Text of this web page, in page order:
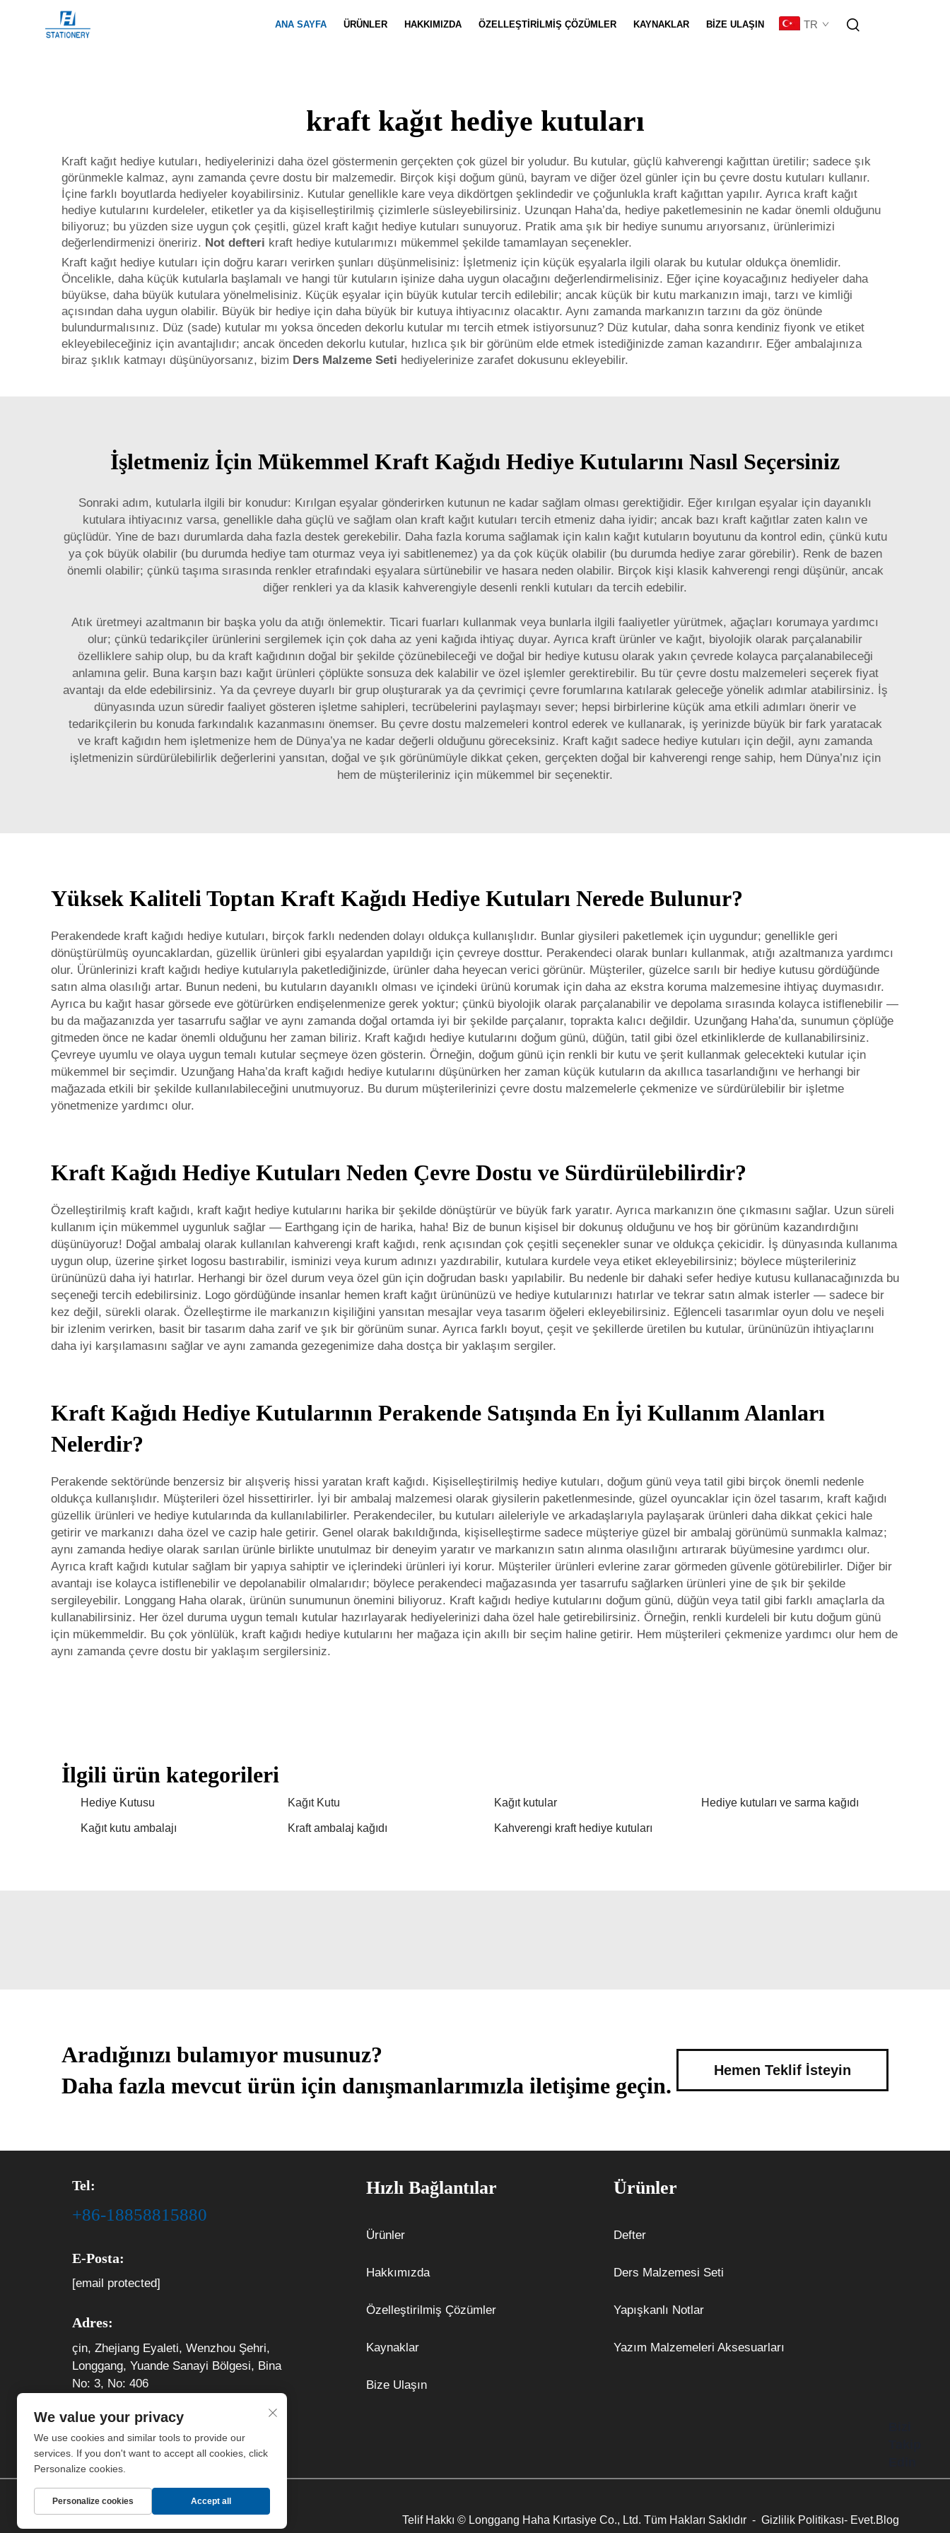
ANA SAYFA ÜRÜNLER HAKKIMIZDA ÖZELLEŞTIRILMIŞ ÇÖZÜMLER KAYNAKLAR BIZE ULAŞIN TR
kraft kağıt hediye kutuları
Kraft kağıt hediye kutuları, hediyelerinizi daha özel göstermenin gerçekten çok güzel bir yoludur. Bu kutular, güçlü kahverengi kağıttan üretilir; sadece şık
görünmekle kalmaz, aynı zamanda çevre dostu bir malzemedir. Birçok kişi doğum günü, bayram ve diğer özel günler için bu çevre dostu kutuları kullanır.
İçine farklı boyutlarda hediyeler koyabilirsiniz. Kutular genellikle kare veya dikdörtgen şeklindedir ve çoğunlukla kraft kağıttan yapılır. Ayrıca kraft kağıt
hediye kutularını kurdeleler, etiketler ya da kişiselleştirilmiş çizimlerle süsleyebilirsiniz. Uzunqan Haha’da, hediye paketlemesinin ne kadar önemli olduğunu
biliyoruz; bu yüzden size uygun çok çeşitli, güzel kraft kağıt hediye kutuları sunuyoruz. Pratik ama şık bir hediye sunumu arıyorsanız, ürünlerimizi
değerlendirmenizi öneririz. Not defteri kraft hediye kutularımızı mükemmel şekilde tamamlayan seçenekler.
Kraft kağıt hediye kutuları için doğru kararı verirken şunları düşünmelisiniz: İşletmeniz için küçük eşyalarla ilgili olarak bu kutular oldukça önemlidir.
Öncelikle, daha küçük kutularla başlamalı ve hangi tür kutuların işinize daha uygun olacağını değerlendirmelisiniz. Eğer içine koyacağınız hediyeler daha
büyükse, daha büyük kutulara yönelmelisiniz. Küçük eşyalar için büyük kutular tercih edilebilir; ancak küçük bir kutu markanızın imajı, tarzı ve kimliği
açısından daha uygun olabilir. Büyük bir hediye için daha büyük bir kutuya ihtiyacınız olacaktır. Aynı zamanda markanızın tarzını da göz önünde
bulundurmalısınız. Düz (sade) kutular mı yoksa önceden dekorlu kutular mı tercih etmek istiyorsunuz? Düz kutular, daha sonra kendiniz fiyonk ve etiket
ekleyebileceğiniz için avantajlıdır; ancak önceden dekorlu kutular, hızlıca şık bir görünüm elde etmek istediğinizde zaman kazandırır. Eğer ambalajınıza
biraz şıklık katmayı düşünüyorsanız, bizim Ders Malzeme Seti hediyelerinize zarafet dokusunu ekleyebilir.
İşletmeniz İçin Mükemmel Kraft Kağıdı Hediye Kutularını Nasıl Seçersiniz
Sonraki adım, kutularla ilgili bir konudur: Kırılgan eşyalar gönderirken kutunun ne kadar sağlam olması gerektiğidir. Eğer kırılgan eşyalar için dayanıklı
kutulara ihtiyacınız varsa, genellikle daha güçlü ve sağlam olan kraft kağıt kutuları tercih etmeniz daha iyidir; ancak bazı kraft kağıtlar zaten kalın ve
güçlüdür. Yine de bazı durumlarda daha fazla destek gerekebilir. Daha fazla koruma sağlamak için kalın kağıt kutuların boyutunu da kontrol edin, çünkü kutu
ya çok büyük olabilir (bu durumda hediye tam oturmaz veya iyi sabitlenemez) ya da çok küçük olabilir (bu durumda hediye zarar görebilir). Renk de bazen
önemli olabilir; çünkü taşıma sırasında renkler etrafındaki eşyalara sürtünebilir ve hasara neden olabilir. Birçok kişi klasik kahverengi rengi düşünür, ancak
diğer renkleri ya da klasik kahverengiyle desenli renkli kutuları da tercih edebilir.
Atık üretmeyi azaltmanın bir başka yolu da atığı önlemektir. Ticari fuarları kullanmak veya bunlarla ilgili faaliyetler yürütmek, ağaçları korumaya yardımcı
olur; çünkü tedarikçiler ürünlerini sergilemek için çok daha az yeni kağıda ihtiyaç duyar. Ayrıca kraft ürünler ve kağıt, biyolojik olarak parçalanabilir
özelliklere sahip olup, bu da kraft kağıdının doğal bir şekilde çözünebileceği ve doğal bir hediye kutusu olarak yakın çevrede kolayca parçalanabileceği
anlamına gelir. Buna karşın bazı kağıt ürünleri çöplükte sonsuza dek kalabilir ve özel işlemler gerektirebilir. Bu tür çevre dostu malzemeleri seçerek fiyat
avantajı da elde edebilirsiniz. Ya da çevreye duyarlı bir grup oluşturarak ya da çevrimiçi çevre forumlarına katılarak geleceğe yönelik adımlar atabilirsiniz. İş
dünyasında uzun süredir faaliyet gösteren işletme sahipleri, tecrübelerini paylaşmayı sever; hepsi birbirlerine küçük ama etkili adımları önerir ve
tedarikçilerin bu konuda farkındalık kazanmasını önemser. Bu çevre dostu malzemeleri kontrol ederek ve kullanarak, iş yerinizde büyük bir fark yaratacak
ve kraft kağıdın hem işletmenize hem de Dünya’ya ne kadar değerli olduğunu göreceksiniz. Kraft kağıt sadece hediye kutuları için değil, aynı zamanda
işletmenizin sürdürülebilirlik değerlerini yansıtan, doğal ve şık görünümüyle dikkat çeken, gerçekten doğal bir kahverengi renge sahip, hem Dünya’nız için
hem de müşterileriniz için mükemmel bir seçenektir.
Yüksek Kaliteli Toptan Kraft Kağıdı Hediye Kutuları Nerede Bulunur?
Perakendede kraft kağıdı hediye kutuları, birçok farklı nedenden dolayı oldukça kullanışlıdır. Bunlar giysileri paketlemek için uygundur; genellikle geri
dönüştürülmüş oyuncaklardan, güzellik ürünleri gibi eşyalardan yapıldığı için çevreye dosttur. Perakendeci olarak bunları kullanmak, atığı azaltmanıza yardımcı
olur. Ürünlerinizi kraft kağıdı hediye kutularıyla paketlediğinizde, ürünler daha heyecan verici görünür. Müşteriler, güzelce sarılı bir hediye kutusu gördüğünde
satın alma olasılığı artar. Bunun nedeni, bu kutuların dayanıklı olması ve içindeki ürünü korumak için daha az ekstra koruma malzemesine ihtiyaç duymasıdır.
Ayrıca bu kağıt hasar görsede eve götürürken endişelenmenize gerek yoktur; çünkü biyolojik olarak parçalanabilir ve depolama sırasında kolayca istiflenebilir —
bu da mağazanızda yer tasarrufu sağlar ve aynı zamanda doğal ortamda iyi bir şekilde parçalanır, toprakta kalıcı değildir. Uzunğang Haha’da, sunumun çöplüğe
gitmeden önce ne kadar önemli olduğunu her zaman biliriz. Kraft kağıdı hediye kutularını doğum günü, düğün, tatil gibi özel etkinliklerde de kullanabilirsiniz.
Çevreye uyumlu ve olaya uygun temalı kutular seçmeye özen gösterin. Örneğin, doğum günü için renkli bir kutu ve şerit kullanmak gelecekteki kutular için
mükemmel bir seçimdir. Uzunğang Haha’da kraft kağıdı hediye kutularını düşünürken her zaman küçük kutuların da akıllıca tasarlandığını ve herhangi bir
mağazada etkili bir şekilde kullanılabileceğini unutmuyoruz. Bu durum müşterilerinizi çevre dostu malzemelerle çekmenize ve sürdürülebilir bir işletme
yönetmenize yardımcı olur.
Kraft Kağıdı Hediye Kutuları Neden Çevre Dostu ve Sürdürülebilirdir?
Özelleştirilmiş kraft kağıdı, kraft kağıt hediye kutularını harika bir şekilde dönüştürür ve büyük fark yaratır. Ayrıca markanızın öne çıkmasını sağlar. Uzun süreli
kullanım için mükemmel uygunluk sağlar — Earthgang için de harika, haha! Biz de bunun kişisel bir dokunuş olduğunu ve hoş bir görünüm kazandırdığını
düşünüyoruz! Doğal ambalaj olarak kullanılan kahverengi kraft kağıdı, renk açısından çok çeşitli seçenekler sunar ve oldukça çekicidir. İş dünyasında kullanıma
uygun olup, üzerine şirket logosu bastırabilir, isminizi veya kurum adınızı yazdırabilir, kutulara kurdele veya etiket ekleyebilirsiniz; böylece müşterileriniz
ürününüzü daha iyi hatırlar. Herhangi bir özel durum veya özel gün için doğrudan baskı yapılabilir. Bu nedenle bir dahaki sefer hediye kutusu kullanacağınızda bu
seçeneği tercih edebilirsiniz. Logo gördüğünde insanlar hemen kraft kağıt ürününüzü ve hediye kutularınızı hatırlar ve tekrar satın almak isterler — sadece bir
kez değil, sürekli olarak. Özelleştirme ile markanızın kişiliğini yansıtan mesajlar veya tasarım öğeleri ekleyebilirsiniz. Eğlenceli tasarımlar oyun dolu ve neşeli
bir izlenim verirken, basit bir tasarım daha zarif ve şık bir görünüm sunar. Ayrıca farklı boyut, çeşit ve şekillerde üretilen bu kutular, ürününüzün ihtiyaçlarını
daha iyi karşılamasını sağlar ve aynı zamanda gezegenimize daha dostça bir yaklaşım sergiler.
Kraft Kağıdı Hediye Kutularının Perakende Satışında En İyi Kullanım Alanları
Nelerdir?
Perakende sektöründe benzersiz bir alışveriş hissi yaratan kraft kağıdı. Kişiselleştirilmiş hediye kutuları, doğum günü veya tatil gibi birçok önemli nedenle
oldukça kullanışlıdır. Müşterileri özel hissettirirler. İyi bir ambalaj malzemesi olarak giysilerin paketlenmesinde, güzel oyuncaklar için özel tasarım, kraft kağıdı
güzellik ürünleri ve hediye kutularında da kullanılabilirler. Perakendeciler, bu kutuları aileleriyle ve arkadaşlarıyla paylaşarak ürünleri daha dikkat çekici hale
getirir ve markanızı daha özel ve cazip hale getirir. Genel olarak bakıldığında, kişiselleştirme sadece müşteriye güzel bir ambalaj görünümü sunmakla kalmaz;
aynı zamanda hediye olarak sarılan ürünle birlikte unutulmaz bir deneyim yaratır ve markanızın satın alınma olasılığını artırarak büyümesine yardımcı olur.
Ayrıca kraft kağıdı kutular sağlam bir yapıya sahiptir ve içlerindeki ürünleri iyi korur. Müşteriler ürünleri evlerine zarar görmeden güvenle götürebilirler. Diğer bir
avantajı ise kolayca istiflenebilir ve depolanabilir olmalarıdır; böylece perakendeci mağazasında yer tasarrufu sağlarken ürünleri yine de şık bir şekilde
sergileyebilir. Longgang Haha olarak, ürünün sunumunun önemini biliyoruz. Kraft kağıdı hediye kutularını doğum günü, düğün veya tatil gibi farklı amaçlarla da
kullanabilirsiniz. Her özel duruma uygun temalı kutular hazırlayarak hediyelerinizi daha özel hale getirebilirsiniz. Örneğin, renkli kurdeleli bir kutu doğum günü
için mükemmeldir. Bu çok yönlülük, kraft kağıdı hediye kutularını her mağaza için akıllı bir seçim haline getirir. Hem müşterileri çekmenize yardımcı olur hem de
aynı zamanda çevre dostu bir yaklaşım sergilersiniz.
İlgili ürün kategorileri
Hediye Kutusu Kağıt Kutu Kağıt kutular Hediye kutuları ve sarma kağıdı
Kağıt kutu ambalajı Kraft ambalaj kağıdı Kahverengi kraft hediye kutuları
Aradığınızı bulamıyor musunuz?
Daha fazla mevcut ürün için danışmanlarımızla iletişime geçin.
Hemen Teklif İsteyin
Tel:
+86-18858815880
E-Posta:
[email protected]
Adres:
çin, Zhejiang Eyaleti, Wenzhou Şehri,
Longgang, Yuande Sanayi Bölgesi, Bina
No: 3, No: 406
Hızlı Bağlantılar
Ürünler
Hakkımızda
Özelleştirilmiş Çözümler
Kaynaklar
Bize Ulaşın
Ürünler
Defter
Ders Malzemesi Seti
Yapışkanlı Notlar
Yazım Malzemeleri Aksesuarları
Telif Hakkı © Longgang Haha Kırtasiye Co., Ltd. Tüm Hakları Saklıdır - Gizlilik Politikası- Evet.Blog
We value your privacy
We use cookies and similar tools to provide our
services. If you don't want to accept all cookies, click
Personalize cookies.
Personalize cookies Accept all